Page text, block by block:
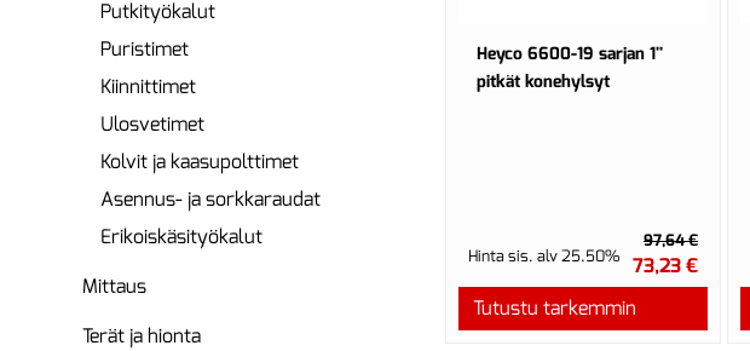
Putkityökalut
Puristimet
Kiinnittimet
Ulosvetimet
Kolvit ja kaasupolttimet
Asennus- ja sorkkaraudat
Erikoiskäsityökalut
Mittaus
Terät ja hionta
Heyco 6600-19 sarjan 1''
pitkät konehylsyt
Hinta sis. alv 25.50%
97,64 €
73,23 €
Tutustu tarkemmin